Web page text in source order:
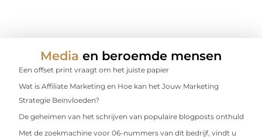
Media en beroemde mensen
Een offset print vraagt om het juiste papier
Wat is Affiliate Marketing en Hoe kan het Jouw Marketing
Strategie Beïnvloeden?
De geheimen van het schrijven van populaire blogposts onthuld
Met de zoekmachine voor 06-nummers van dit bedrijf, vindt u